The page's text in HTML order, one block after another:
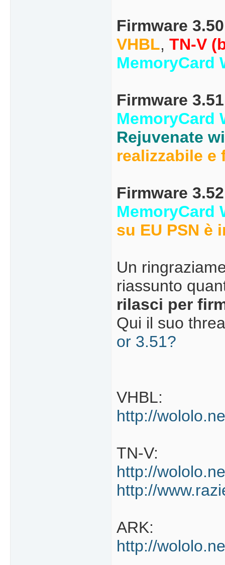
Firmware
VHBL, TN-V
MemoryCard
Firmware
MemoryCard
Rejuvenate
realizzabile e
Firmware
MemoryCard
su EU PSN è
Un
riassunto
rilasci per
Qui il suo
or 3.51?
VHBL:
http://
TN-V:
http://
http://
ARK:
http://